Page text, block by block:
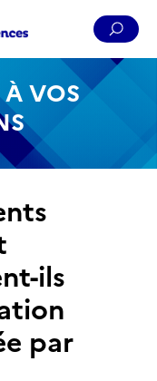
Pied de page
À VOS
ils
par